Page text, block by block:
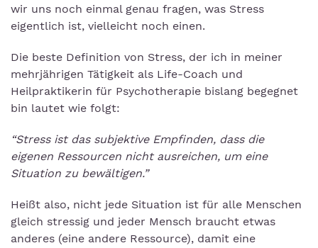
wir uns noch einmal genau fragen, was Stress
eigentlich ist, vielleicht noch einen.
Die beste Definition von Stress, der ich in meiner
mehrjährigen Tätigkeit als Life-Coach und
Heilpraktikerin für Psychotherapie bislang begegnet
bin lautet wie folgt:
“Stress ist das subjektive Empfinden, dass die
eigenen Ressourcen nicht ausreichen, um eine
Situation zu bewältigen.”
Heißt also, nicht jede Situation ist für alle Menschen
gleich stressig und jeder Mensch braucht etwas
anderes (eine andere Ressource), damit eine